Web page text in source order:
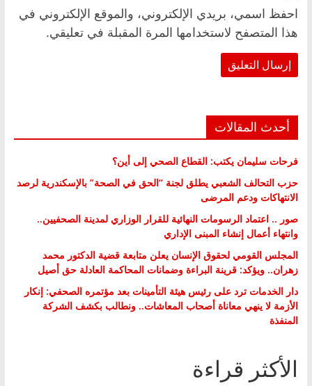
احفظ اسمي، بريدي الإلكتروني، والموقع الإلكتروني في
هذا المتصفح لاستخدامها المرة المقبلة في تعليقي.
أحدث المقالات
فرحات سليمان يكتب: القطاع الصحي إلى أين؟
حزب التحالف الشعبي يطلق لجنة “الحق في الصحة” بالإسكندرية لرصد
الانتهاكات ودعم المرضى
صور .. اعتماد الرسومات النهائية للقرار الوزاري لمدينة الصحفيين..
وانتهاء أعمال إنشاء المبنى الإداري
المجلس القومي لحقوق الإنسان يعلن متابعة قضية الدكتور محمد
زهران.. ويؤكد: قرينة البراءة وضمانات المحاكمة العادلة حق أصيل
دار الخدمات ترد على رئيس هيئة التأمينات بعد مؤتمره الصحفي: إنكار
الأزمة لا ينهي معاناة أصحاب المعاشات.. ونطالب بكشف الشركة
المنفذة
الأكثر قراءة